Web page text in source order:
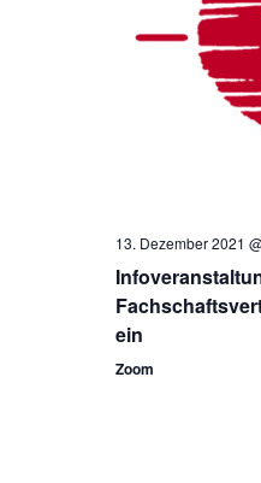
13. Dezember 2021
ein
Zoom